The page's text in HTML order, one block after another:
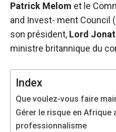
Patrick Melom et le
and Invest- ment Council
son président, Lord
ministre britannique du
Index
Que voulez-vous faire
Gérer le risque en Afrique
professionnalisme
Nécessaire
sont pas
facultatifs. Ils
nécessaires au
fonctionnement
Statistiques